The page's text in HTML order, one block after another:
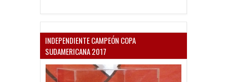
INDEPENDIENTE CAMPEÓN COPA
SUDAMERICANA 2017